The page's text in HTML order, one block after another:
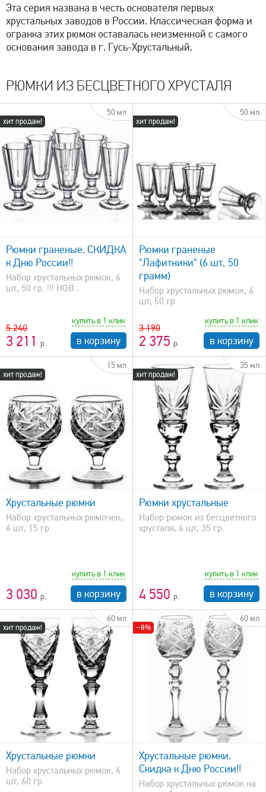
Эта серия названа в честь основателя первых
хрустальных заводов в России. Классическая форма и
огранка этих рюмок оставалась неизменной с самого
основания завода в г. Гусь-Хрустальный.
РЮМКИ ИЗ БЕСЦВЕТНОГО ХРУСТАЛЯ
хит продаж!
50 мл
Рюмки граненые. СКИДКА
к Дню России!!
Набор хрустальных рюмок, 6
шт, 50 гр. !!! НОВ...
5 240
3 211
купить в 1 клик
в корзину
хит продаж!
50 мл
Рюмки граненые
"Лафитники" (6 шт, 50
грамм)
Набор хрустальных рюмок, 6
шт, 50 гр.
3 190
2 375
купить в 1 клик
в корзину
хит продаж!
15 мл
Хрустальные рюмки
Набор хрустальных рюмочек,
6 шт, 15 гр.
3 030
купить в 1 клик
в корзину
хит продаж!
35 мл
быстрый просмотр
Рюмки хрустальные
Набор рюмок из бесцветного
хрусталя, 6 шт, 35 гр.
4 550
купить в 1 клик
в корзину
хит продаж!
60 мл
Хрустальные рюмки
Набор хрустальных рюмок, 6
шт, 60 гр.
−8%
60 мл
быстрый просмотр
Хрустальные рюмки.
Скидка к Дню России!!
Набор хрустальных рюмок на